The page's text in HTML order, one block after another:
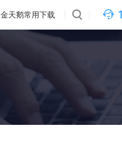
金天鹅常用下载